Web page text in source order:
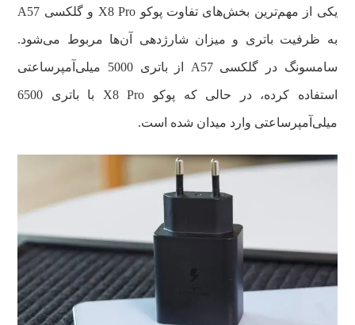
یکی از مهم‌ترین بخش‌های تفاوت پوکو X8 Pro و گلکسی A57
به ظرفیت باتری و میزان شارژدهی آن‌ها مربوط می‌شود.
سامسونگ در گلکسی A57 از باتری 5000 میلی‌آمپرساعتی
استفاده کرده، در حالی که پوکو X8 Pro با باتری 6500
میلی‌آمپرساعتی وارد میدان شده است.